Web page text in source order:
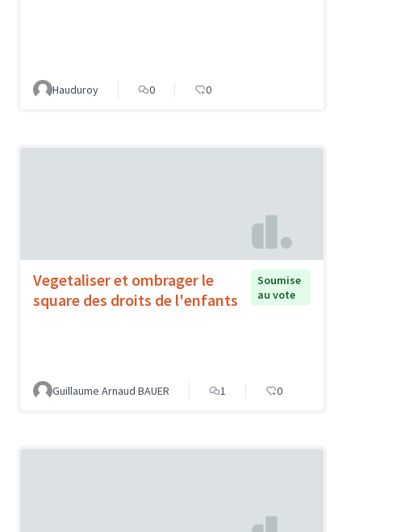
Hauduroy 0 0
Vegetaliser et ombrager le
square des droits de l'enfants
Soumise
au vote
Guillaume Arnaud BAUER 1 0